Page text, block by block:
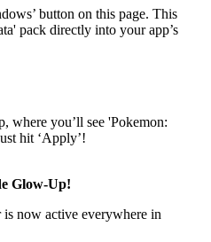
button on this page. This
pack directly into your app’s
where you’ll see 'Pokemon:
hit ‘Apply’!
Glow-Up!
now active everywhere in